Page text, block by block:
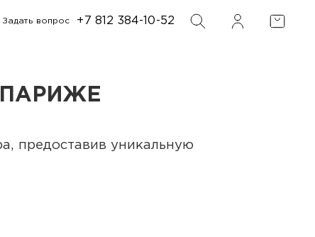
Задать вопрос +7 812 384-10-52 ПОИСК
ПАРИЖЕ
предоставив уникальную